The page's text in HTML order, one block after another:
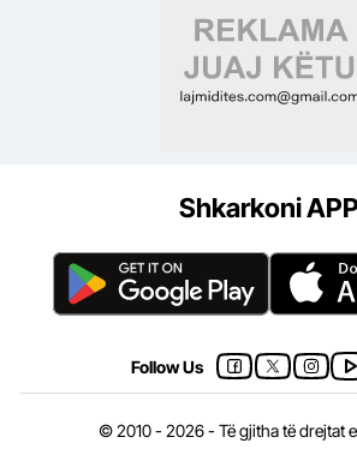
Shkarkoni APP
Follow Us
© 2010 - 2026 - Të gjitha të drejtat